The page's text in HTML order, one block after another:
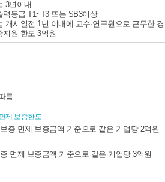
3년이내
력등급 T1~T3 또는 SB3이상
개시일전 1년 이내에 교수·연구원으로 근무한
지원 한도 3억원
름
제 보증한도
증 면제 보증금액 기준으로 같은 기업당 2억원
면제 보증금액 기준으로 같은 기업당 3억원